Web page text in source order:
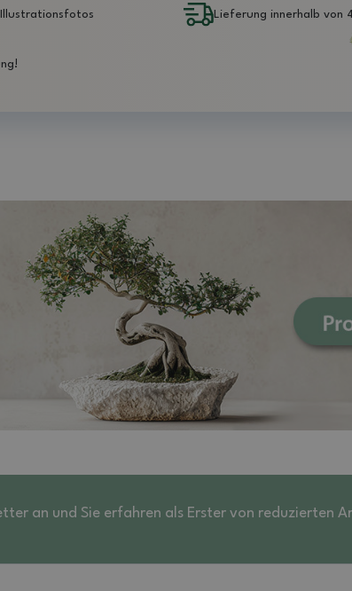
Lieferung innerhalb von
an und Sie erfahren als Erster von reduzierten